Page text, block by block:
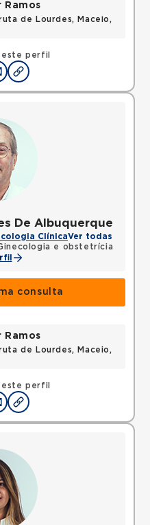
perfil
Ramos
de Lourdes, Maceio,
De Albuquerque
ClínicaVer todas
Ginecologia e obstetrícia
consulta
perfil
Ramos
de Lourdes, Maceio,